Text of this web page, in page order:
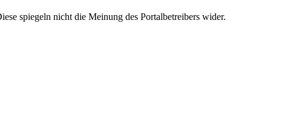
spiegeln nicht die Meinung des Portalbetreibers wider.